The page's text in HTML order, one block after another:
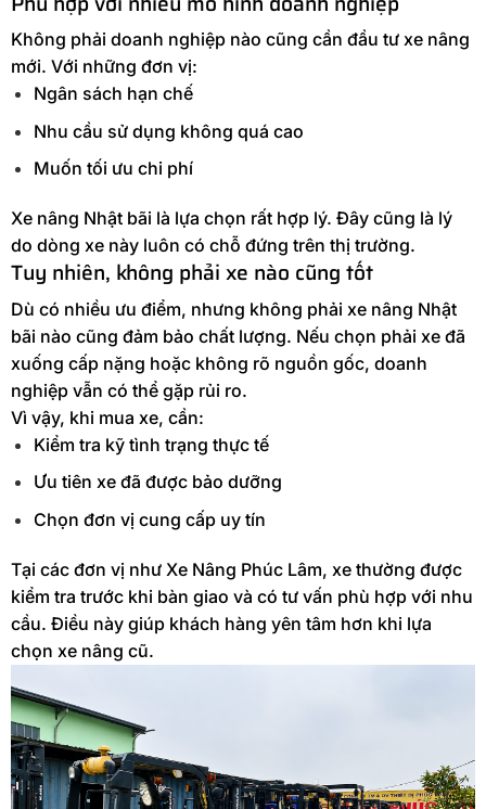
Không phải doanh nghiệp nào cũng cần đầu tư xe nâng
mới. Với những đơn vị:
Ngân sách hạn chế
Nhu cầu sử dụng không quá cao
Muốn tối ưu chi phí
Xe nâng Nhật bãi là lựa chọn rất hợp lý. Đây cũng là lý
do dòng xe này luôn có chỗ đứng trên thị trường.
Tuy nhiên, không phải xe nào cũng tốt
Dù có nhiều ưu điểm, nhưng không phải xe nâng Nhật
bãi nào cũng đảm bảo chất lượng. Nếu chọn phải xe đã
xuống cấp nặng hoặc không rõ nguồn gốc, doanh
nghiệp vẫn có thể gặp rủi ro.
Vì vậy, khi mua xe, cần:
Kiểm tra kỹ tình trạng thực tế
Ưu tiên xe đã được bảo dưỡng
Chọn đơn vị cung cấp uy tín
Tại các đơn vị như Xe Nâng Phúc Lâm, xe thường được
kiểm tra trước khi bàn giao và có tư vấn phù hợp với nhu
cầu. Điều này giúp khách hàng yên tâm hơn khi lựa
chọn xe nâng cũ.